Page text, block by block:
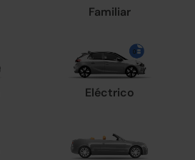
Familiar
Eléctrico